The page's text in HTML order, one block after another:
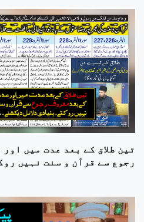
تین طلاق کے بعد عدت میں
رجوع سے قرآن و سنت نہیں